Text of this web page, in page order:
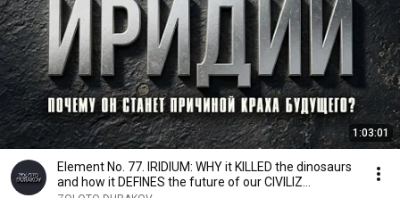
1:03:01
Element No. 77. IRIDIUM: WHY it KILLED the dinosaurs
and how it DEFINES the future of our CIVILIZ...